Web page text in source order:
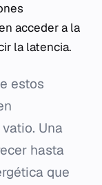
acceder a la
la latencia.
estos
Una
hasta
que